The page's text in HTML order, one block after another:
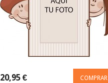
COMPRAR
20,95 €